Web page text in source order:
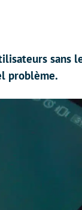
sans
problème.